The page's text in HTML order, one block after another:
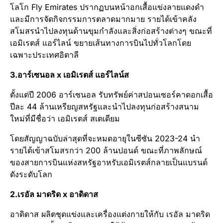
โลโก Fly Emirates​ ปรากฏ​บนหน้าอกเสื้อแข่งลายแดงดำ​
และมีการจัดกิจกรรมการตลาดมากมาย​ รายได้เข้าคลัง
สโมสรนำไปลงทุนด้านขุมกำลังและสิ่งก่อสร้างต่างๆ​ ขณะที่​
เอมิเรตส์​ แอร์ไลน์​ ขยายเส้นทางการบินไปทั่วโลกโดย
เฉพาะประเทศอิตาลี
3.อาร์เซนอล​ x เอมิเรตส์​ แอร์​ไลน์ส​
ตั้งแต่ปี​ 2006​ อาร์เซนอล​ รับทรัพย์ค่าสปอนเซอร์​คาดอกเสื้อ
ปีละ​ 44​ ล้านเหรียญสหรัฐ​และนำไปลงทุนก่อสร้างสนาม
ใหม่​ที่มีชื่อว่า​ เอมิเรตส์​ สเตเดียม​
โดยสัญญาฉบับล่าสุดที่จะหมดอายุในซีซัน​ 2023-24​ นำ
รายได้เข้าสโมสรกว่า​ 200​ ล้านปอนด์​ ขณะที่ภาพลักษณ์​
ของสายการบินแห่งสหรัฐอาหรับเอมิเรตส์​กลายเป็นแบรนด์
ดังระดับโลก​
2.เรอัล​ มาดริด x อาดิดาส
อาดิดาส​ ผลิตชุดแข่งและเครื่องแต่งกายให้กับ​ เรอัล​ มาดริด​